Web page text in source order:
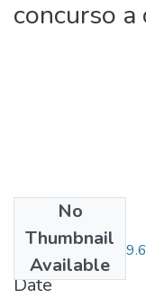
concurso
No
Thumbnail
Available
Audiovisual.pdf
Date